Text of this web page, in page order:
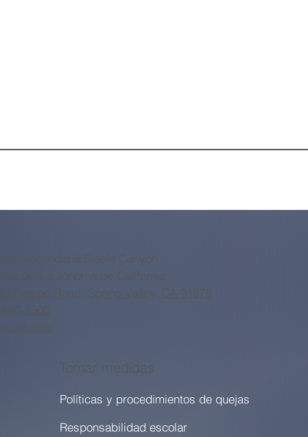
secundaria Steele Canyon
escuela autónoma de California
Campo Road, Spring Valley, CA 91978
660-3500
del sitio
Tomar medidas
Políticas y procedimientos de quejas
Responsabilidad escolar